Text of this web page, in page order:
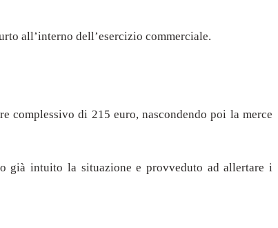
all’interno dell’esercizio commerciale.
complessivo di 215 euro, nascondendo poi la merce
già intuito la situazione e provveduto ad allertare i